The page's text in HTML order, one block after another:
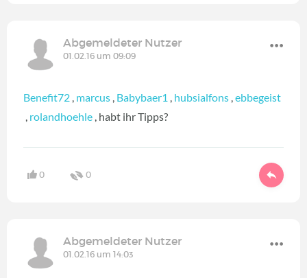
Abgemeldeter Nutzer
01.02.16 um 09:09
Benefit72 marcus Babybaer1 hubsialfons ebbegeist
rolandhoehle , habt ihr Tipps?
0 0
Abgemeldeter Nutzer
01.02.16 um 14:03